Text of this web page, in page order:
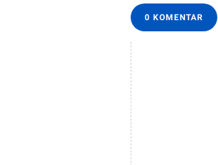
0 KOMENTAR